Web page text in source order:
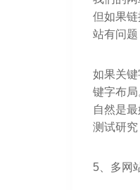
但如果
站有问题
如果关
键字布
自然是
测试研究
5、多网